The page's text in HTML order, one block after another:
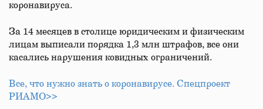
коронавируса.
За 14 месяцев в столице юридическим и физическим
лицам выписали порядка 1,3 млн штрафов, все они
касались нарушения ковидных ограничений.
Все, что нужно знать о коронавирусе. Спецпроект
РИАМО>>